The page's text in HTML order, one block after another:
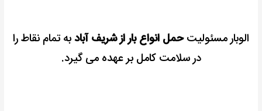
الوبار مسئولیتحمل انواع بار از شریف آبادبه تمام نقاط را
در سلامت کامل بر عهده می گیرد.